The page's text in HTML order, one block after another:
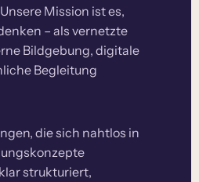
Mission ist es,
– als vernetzte
Bildgebung, digitale
Begleitung
die sich nahtlos in
strukturiert,